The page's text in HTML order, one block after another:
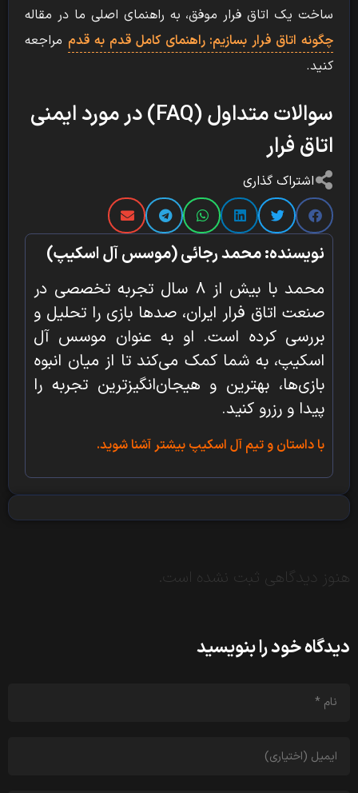
ساخت یک اتاق فرار موفق، به راهنمای اصلی ما در مقاله
چگونه اتاق فرار بسازیم: راهنمای کامل قدم به قدممراجعه
کنید.
سوالات متداول (FAQ) در مورد ایمنی
اتاق فرار
اشتراک گذاری
نویسنده: محمد رجائی (موسس آل اسکیپ)
محمد با بیش از ۸ سال تجربه تخصصی در
صنعت اتاق فرار ایران، صدها بازی را تحلیل و
بررسی کرده است. او به عنوان موسس آل
اسکیپ، به شما کمک می‌کند تا از میان انبوه
بازی‌ها، بهترین و هیجان‌انگیزترین تجربه را
پیدا و رزرو کنید.
با داستان و تیم آل اسکیپ بیشتر آشنا شوید.
هنوز دیدگاهی ثبت نشده است.
دیدگاه خود را بنویسید